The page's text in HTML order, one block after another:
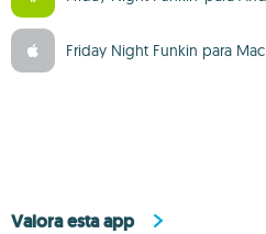
Friday Night Funkin para Mac
Valora esta app